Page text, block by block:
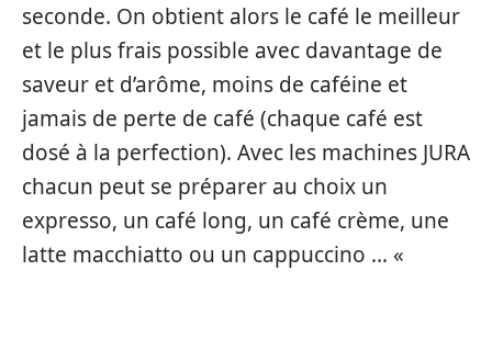
seconde. On obtient alors le café le meilleur
et le plus frais possible avec davantage de
saveur et d’arôme, moins de caféine et
jamais de perte de café (chaque café est
dosé à la perfection). Avec les machines JURA
chacun peut se préparer au choix un
expresso, un café long, un café crème, une
latte macchiatto ou un cappuccino … «